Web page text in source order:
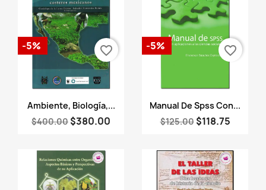
Vista rápida
Ambiente, Biología,...
$400.00 $380.00
-5% favorite_border
Vista rápida
Manual De Spss Con...
$125.00 $118.75
-5% favorite_border